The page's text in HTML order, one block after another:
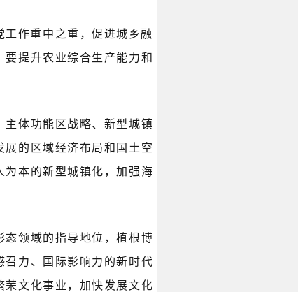
作重中之重，促进城乡融
提升农业综合生产能力和
主体功能区战略、新型城镇
的区域经济布局和国土空
为本的新型城镇化，加强海
态领域的指导地位，植根博
召力、国际影响力的新时代
荣文化事业，加快发展文化